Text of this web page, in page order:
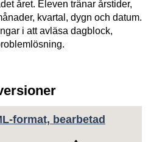
året. Eleven tränar årstider,
kvartal, dygn och datum.
i att avläsa dagblock,
format, bearbetad